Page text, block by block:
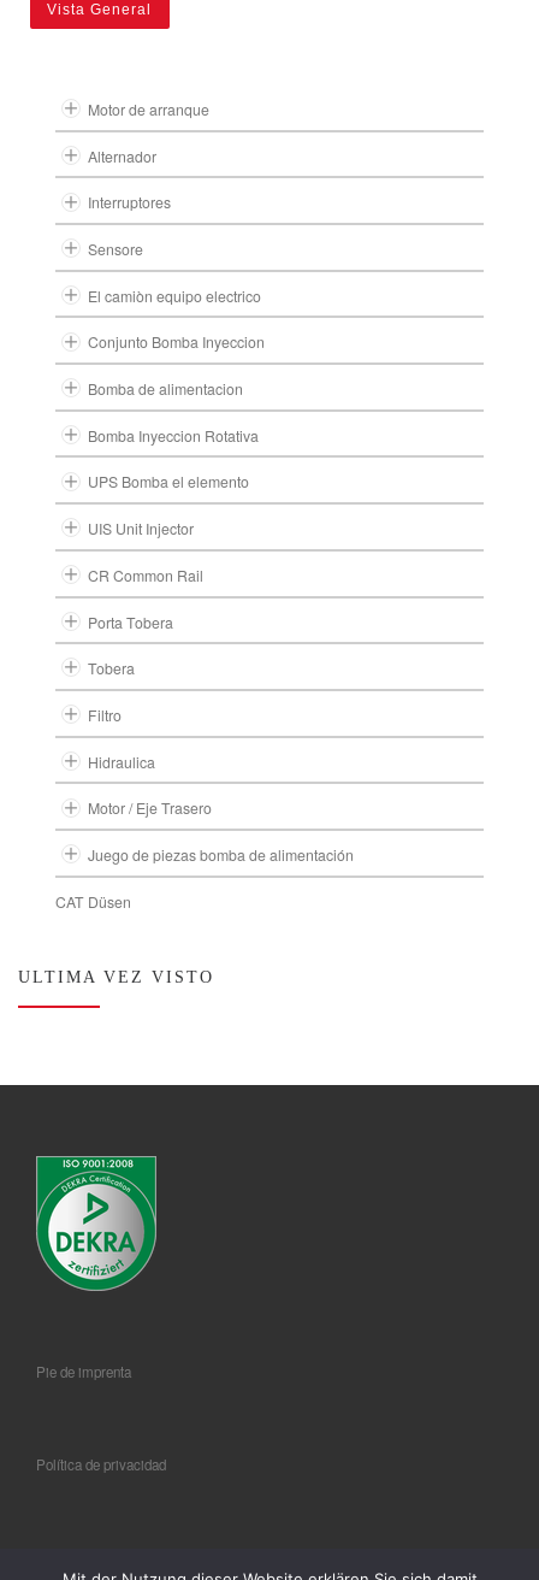
Vista General
Motor de arranque
Alternador
Interruptores
Sensore
El camiòn equipo electrico
Conjunto Bomba Inyeccion
Bomba de alimentacion
Bomba Inyeccion Rotativa
UPS Bomba el elemento
UIS Unit Injector
CR Common Rail
Porta Tobera
Tobera
Filtro
Hidraulica
Motor / Eje Trasero
Juego de piezas bomba de alimentación
CAT Düsen
ULTIMA VEZ VISTO
Pie de imprenta
Política de privacidad